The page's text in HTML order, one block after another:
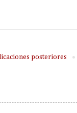
posteriores